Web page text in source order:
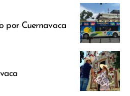
por Cuernavaca